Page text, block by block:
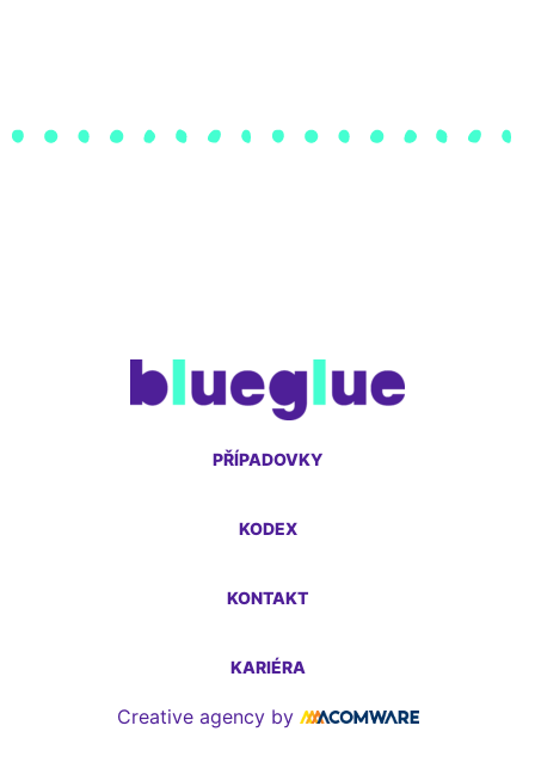
PŘÍPADOVKY
KODEX
KONTAKT
KARIÉRA
Creative agency by